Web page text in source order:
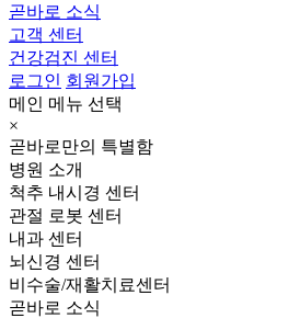
곧바로 소식
고객 센터
건강검진 센터
로그인 회원가입
메인 메뉴 선택
×
곧바로만의 특별함
병원 소개
척추 내시경 센터
관절 로봇 센터
내과 센터
뇌신경 센터
비수술/재활치료센터
곧바로 소식